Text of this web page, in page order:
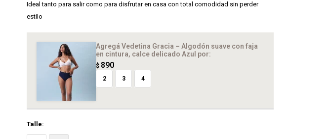
Ideal tanto para salir como para disfrutar en casa con total comodidad sin perder
estilo
Agregá Vedetina Gracia – Algodón suave con faja
en cintura, calce delicado Azul por:
$ 890
2 3 4
Talle: